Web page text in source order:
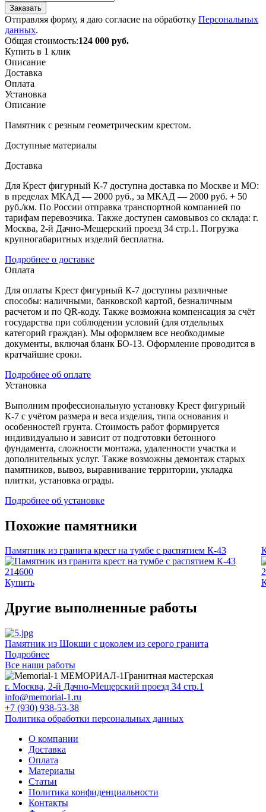
Заказать
Отправляя форму, я даю согласие на обработку Персональных
данных.
Общая стоимость:124 000 руб.
Купить в 1 клик
Описание
Доставка
Оплата
Установка
Описание
Памятник с резным геометрическим крестом.
Доступные материалы
Доставка
Для Крест фигурный К-7 доступна доставка по Москве и МО:
в пределах МКАД — 2000 руб., за МКАД — 2000 руб. + 50
руб./км. По России отправка транспортной компанией по
тарифам перевозчика. Также доступен самовывоз со склада: г.
Москва, 2-й Дачно-Мещерский проезд 34 стр.1. Погрузка
крупногабаритных изделий бесплатна.
Подробнее о доставке
Оплата
Для оплаты Крест фигурный К-7 доступны различные
способы: наличными, банковской картой, безналичным
расчетом и по QR-коду. Также возможна компенсация за счёт
государства при соблюдении условий (для отдельных
категорий граждан). Мы оформляем все необходимые
документы, включая бланк БО-13. Оформление проводится в
кратчайшие сроки.
Подробнее об оплате
Установка
Выполним профессиональную установку Крест фигурный
К-7 с учётом размера и веса изделия, типа основания и
особенностей грунта. Стоимость работ формируется
индивидуально и зависит от подготовки бетонного
фундамента, сложности монтажа, удаленности участка и
дополнительных услуг. Также возможны демонтаж старых
памятников, вывоз, выравнивание территории, укладка
плитки, установка ограды.
Подробнее об установке
Похожие памятники
Памятник из гранита крест на тумбе с распятием К-43
214600
Купить
Другие выполненные работы
Памятник из Шокши с цоколем из серого гранита
Подробнее
Все наши работы
МЕМОРИАЛ-1Гранитная мастерская
г. Москва, 2-й Дачно-Мещерский проезд 34 стр.1
info@memorial-1.ru
+7 (930) 938-53-38
Политика обработки персональных данных
О компании
Доставка
Оплата
Материалы
Статьи
Политика конфиденциальности
Контакты